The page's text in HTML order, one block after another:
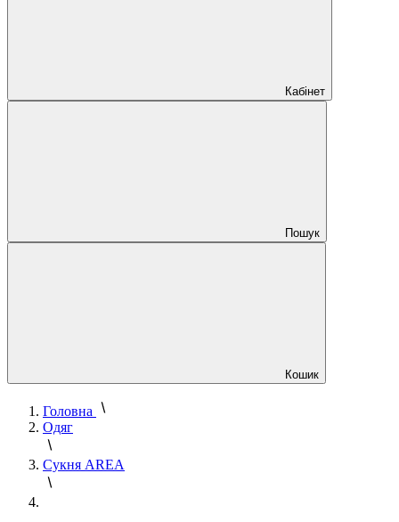
Кабінет
Пошук
Кошик
Головна
Одяг
Сукня AREA